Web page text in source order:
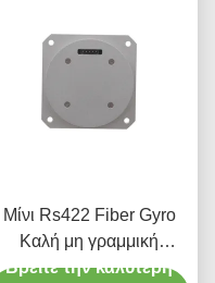
Μίνι Rs422 Fiber Gyro
Καλή μη γραμμική
σταθερότητα μηδενικής
Βρείτε την καλύτερη